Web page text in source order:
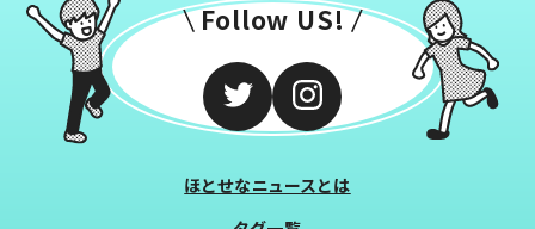
Follow US!
ほとせなニュースとは